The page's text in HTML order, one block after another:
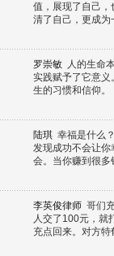
值，展现了自己
清了自己，更成
罗崇敏 人的生命
实践赋予了它意义
生的习惯和信仰。
陆琪 幸福是什么
发现成功不会让
会。当你赚到很
李英俊律师 哥们
人交了100元，就
充点回来。对方